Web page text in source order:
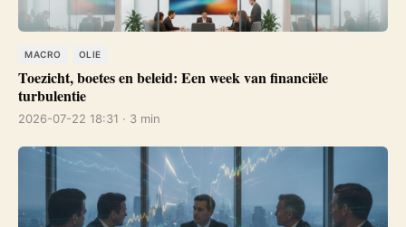
MACRO OLIE
Toezicht, boetes en beleid: Een week van financiële
turbulentie
2026-07-22 18:31 · 3 min